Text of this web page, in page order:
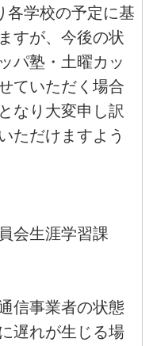
各学校の予定に基
すが、今後の状
パ塾・土曜カッ
ていただく場合
なり大変申し訳
ただけますよう
会生涯学習課
信事業者の状態
遅れが生じる場